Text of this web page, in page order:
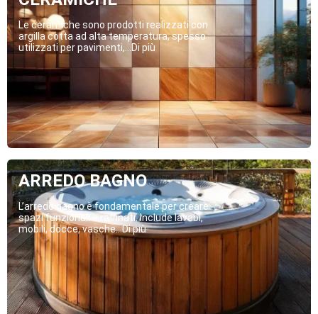
Le ceramiche sono prodotti realizzati con
argilla cotta ad alta temperatura, spesso
utilizzati per pavimenti,...Di più
ARREDO BAGNO
L’arredo bagno è fondamentale per creare
spazi funzionali e raffinati. Include lavabi,
mobili, docce, vasche...Di più